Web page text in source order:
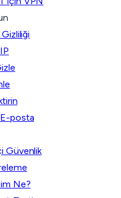
posta
Güvenlik
Ne?